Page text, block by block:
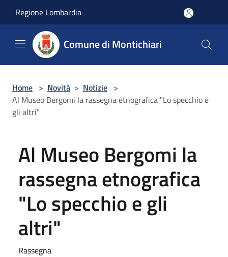
Regione Lombardia
Comune di Montichiari
Home > Novità > Notizie >
Al Museo Bergomi la rassegna etnografica "Lo specchio e
gli altri"
Al Museo Bergomi la
rassegna etnografica
"Lo specchio e gli
altri"
Rassegna